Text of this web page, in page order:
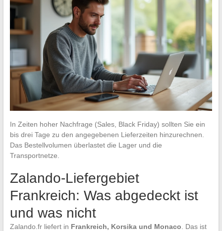
In Zeiten hoher Nachfrage (Sales, Black Friday) sollten Sie ein
bis drei Tage zu den angegebenen Lieferzeiten hinzurechnen.
Das Bestellvolumen überlastet die Lager und die
Transportnetze.
Zalando-Liefergebiet
Frankreich: Was abgedeckt ist
und was nicht
Zalando.fr liefert in Frankreich, Korsika und Monaco. Das ist